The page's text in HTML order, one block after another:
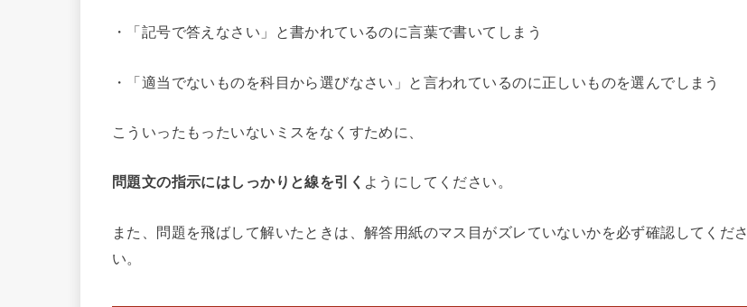
・「記号で答えなさい」と書かれているのに言葉で書いてしまう
・「適当でないものを科目から選びなさい」と言われているのに正しいものを選んでしまう
こういったもったいないミスをなくすために、
問題文の指示にはしっかりと線を引く ようにしてください。
また、問題を飛ばして解いたときは、解答用紙のマス目がズレていないかを必ず確認してくださ
い。